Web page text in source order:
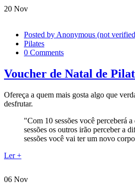
20 Nov
Posted by Anonymous (not
Pilates
0 Comments
Voucher de Natal de
Ofereça a quem mais gosta algo que
desfrutar.
"Com 10 sessões você perceberá
sessões os outros irão perceber a
sessões você vai ter um novo
Ler +
06 Nov